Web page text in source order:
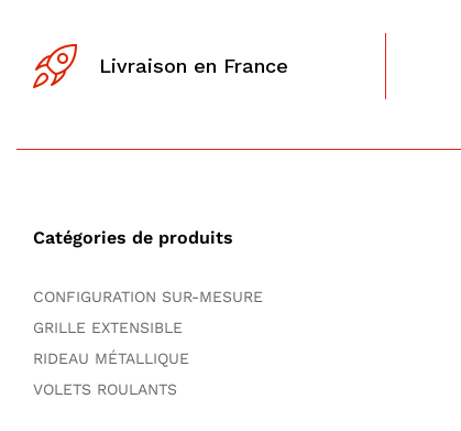
Livraison en France
Catégories de produits
CONFIGURATION SUR-MESURE
GRILLE EXTENSIBLE
RIDEAU MÉTALLIQUE
VOLETS ROULANTS